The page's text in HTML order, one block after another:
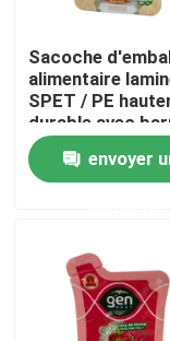
Contactez-
Nouvelles
Poches
Pochette
Sacoche
alimentaire
SPET / PE
durable avec
envoyer